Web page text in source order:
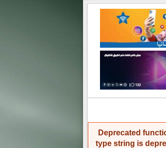
Deprecated
type string is